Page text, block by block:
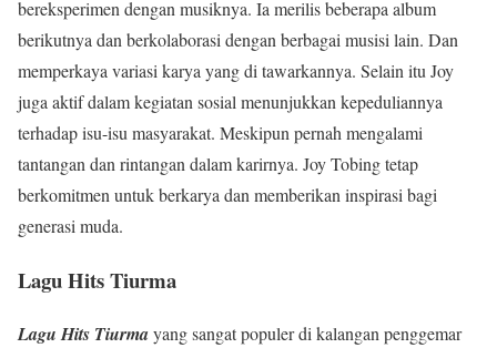
bereksperimen dengan musiknya. Ia merilis beberapa album
berikutnya dan berkolaborasi dengan berbagai musisi lain. Dan
memperkaya variasi karya yang di tawarkannya. Selain itu Joy
juga aktif dalam kegiatan sosial menunjukkan kepeduliannya
terhadap isu-isu masyarakat. Meskipun pernah mengalami
tantangan dan rintangan dalam karirnya. Joy Tobing tetap
berkomitmen untuk berkarya dan memberikan inspirasi bagi
generasi muda.
Lagu Hits Tiurma
Lagu Hits Tiurmayang sangat populer di kalangan penggemar